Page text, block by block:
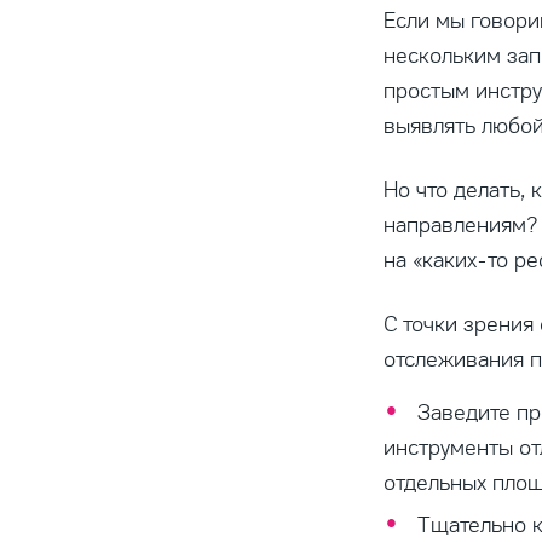
Если мы
нескольким
простым
выявлять
Но что делать,
на «каких-то
С точки
отслеживания
Заведите
инструменты
отдельных
Тщательно